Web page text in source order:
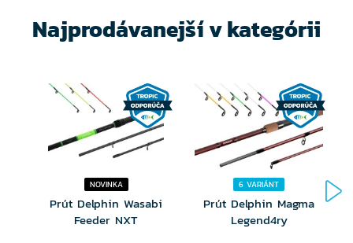
Najprodávanejší v kategórii
NOVINKA
Prút Delphin Wasabi
Feeder NXT
6 VARIÁNT
Prút Delphin Magma
Legend4ry